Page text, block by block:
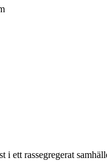
i ett rassegregerat